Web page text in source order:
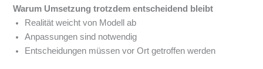
Warum Umsetzung trotzdem entscheidend bleibt
Realität weicht von Modell ab
Anpassungen sind notwendig
Entscheidungen müssen vor Ort getroffen werden